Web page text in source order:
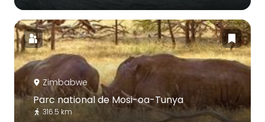
Zimbabwe
Parc national de Mosi-oa-Tunya
316.5 km